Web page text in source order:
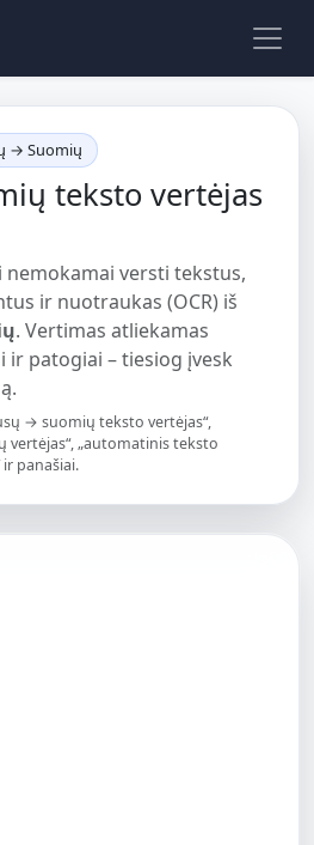
→ Suomių
teksto vertėjas
nemokamai versti tekstus,
ir nuotraukas (OCR) iš
. Vertimas atliekamas
patogiai – tiesiog įvesk
→ suomių teksto vertėjas“,
vertėjas“, „automatinis teksto
panašiai.